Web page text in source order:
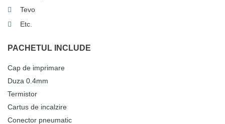
Tevo
Etc.
PACHETUL INCLUDE
Cap de imprimare
Duza 0.4mm
Termistor
Cartus de incalzire
Conector pneumatic